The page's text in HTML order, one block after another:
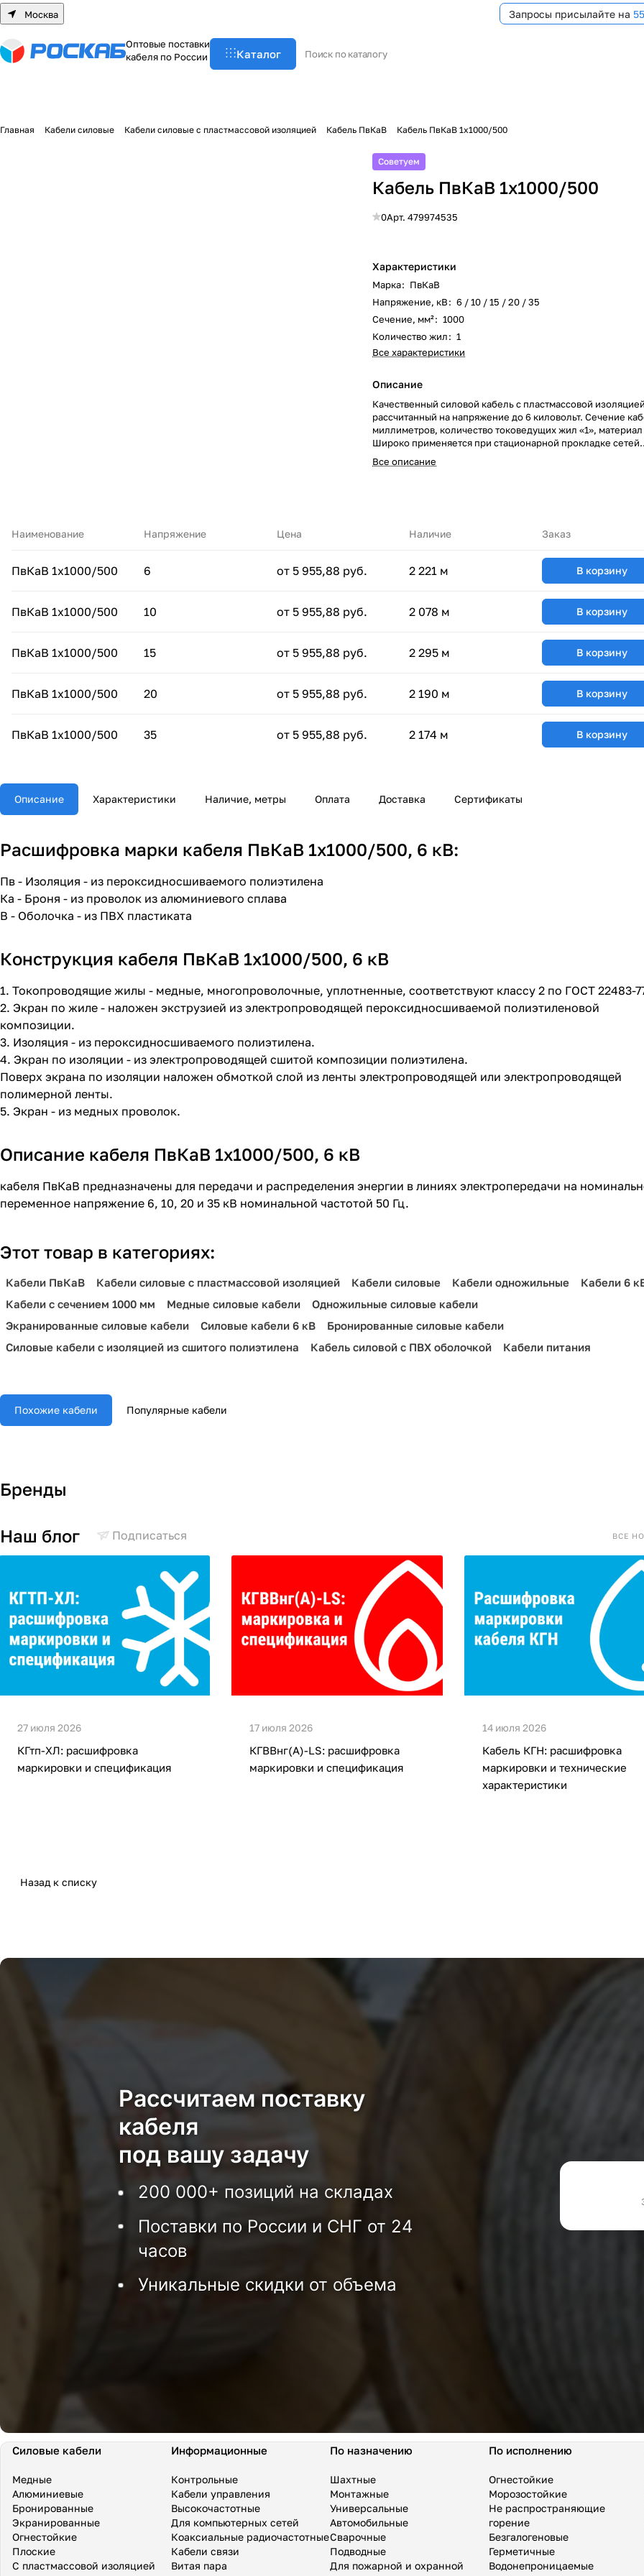
Москва Запросы присылайте на
Оптовые поставки
кабеля по России
Каталог
Главная Кабели силовые Кабели силовые с пластмассовой изоляцией Кабель ПвКаВ Кабель ПвКаВ 1х1000/500
Советуем
Кабель ПвКаВ 1х1000/500
0Арт. 479974535
Характеристики
Марка: ПвКаВ
Напряжение, кВ: 6 / 10 / 15 / 20 / 35
Сечение, мм²: 1000
Количество жил: 1
Все характеристики
Описание
Качественный силовой кабель с пластмассовой
рассчитанный на напряжение до 6 киловольт. Сечение
миллиметров, количество токоведущих жил «1»,
Широко применяется при стационарной прокладке сетей
электроснабжения. Надежность и качество кабеля
сертификацией со стороны завода производителя.
страны. Наша надежность подтверждается
Все описание
Наименование Напряжение Цена Наличие Заказ
ПвКаВ 1х1000/500 6 от 5 955,88 руб. 2 221 м В корзину
ПвКаВ 1х1000/500 10 от 5 955,88 руб. 2 078 м В корзину
ПвКаВ 1х1000/500 15 от 5 955,88 руб. 2 295 м В корзину
ПвКаВ 1х1000/500 20 от 5 955,88 руб. 2 190 м В корзину
ПвКаВ 1х1000/500 35 от 5 955,88 руб. 2 174 м В корзину
Описание Характеристики Наличие, метры Оплата Доставка Сертификаты
Расшифровка марки кабеля ПвКаВ 1х1000/500, 6 кВ:
Пв - Изоляция - из пероксидносшиваемого полиэтилена
Ка - Броня - из проволок из алюминиевого сплава
В - Оболочка - из ПВХ пластиката
Конструкция кабеля ПвКаВ 1х1000/500, 6 кВ
1. Токопроводящие жилы - медные, многопроволочные, уплотненные, соответствуют классу 2 по ГОСТ 22483-
2. Экран по жиле - наложен экструзией из электропроводящей пероксидносшиваемой полиэтиленовой
композиции.
3. Изоляция - из пероксидносшиваемого полиэтилена.
4. Экран по изоляции - из электропроводящей сшитой композиции полиэтилена.
Поверх экрана по изоляции наложен обмоткой слой из ленты электропроводящей или электропроводящей
полимерной ленты.
5. Экран - из медных проволок.
Описание кабеля ПвКаВ 1х1000/500, 6 кВ
кабеля ПвКаВ предназначены для передачи и распределения энергии в линиях электропередачи на
переменное напряжение 6, 10, 20 и 35 кВ номинальной частотой 50 Гц.
Этот товар в категориях:
Кабели ПвКаВ Кабели силовые с пластмассовой изоляцией Кабели силовые Кабели одножильные
Кабели 6
Кабели с сечением 1000 мм
Медные силовые кабели
Одножильные силовые кабели
Экранированные силовые кабели
Силовые кабели 6 кВ
Бронированные силовые кабели
Силовые кабели с изоляцией из сшитого полиэтилена
Кабель силовой с ПВХ оболочкой Кабели питания
Похожие кабели Популярные кабели
Бренды
Наш блог Подписаться ВСЕ
27 июля 2026
КГтп-ХЛ: расшифровка
маркировки и спецификация
17 июля 2026
КГВВнг(А)-LS: расшифровка
маркировки и спецификация
14 июля 2026
Кабель КГН: расшифровка
маркировки и технические
характеристики
Назад к списку
Рассчитаем поставку
кабеля
под вашу задачу
200 000+ позиций на складах
Поставки по России и СНГ от 24
часов
Уникальные скидки от объема
Силовые кабели
Медные
Алюминиевые
Бронированные
Экранированные
Огнестойкие
Плоские
С пластмассовой изоляцией
Информационные
Контрольные
Кабели управления
Высокочастотные
Для компьютерных сетей
Коаксиальные радиочастотные
Кабели связи
Витая пара
По назначению
Шахтные
Монтажные
Универсальные
Автомобильные
Сварочные
Подводные
Для пожарной и охранной
По исполнению
Огнестойкие
Морозостойкие
Не распространяющие
горение
Безгалогеновые
Герметичные
Водонепроницаемые